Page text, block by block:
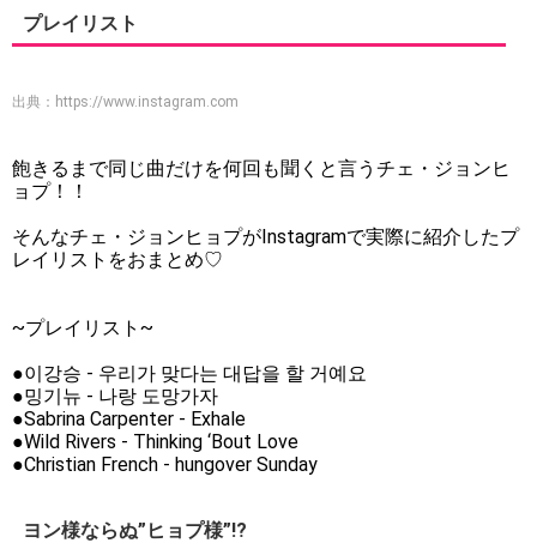
プレイリスト
出典： https://www.instagram.com
飽きるまで同じ曲だけを何回も聞くと言うチェ・ジョンヒ
ョプ！！
そんなチェ・ジョンヒョプがInstagramで実際に紹介したプ
レイリストをおまとめ♡
~プレイリスト~
●이강승 - 우리가 맞다는 대답을 할 거예요
●밍기뉴 - 나랑 도망가자
●Sabrina Carpenter - Exhale
●Wild Rivers - Thinking ‘Bout Love
●Christian French - hungover Sunday
ヨン様ならぬ”ヒョプ様”!?